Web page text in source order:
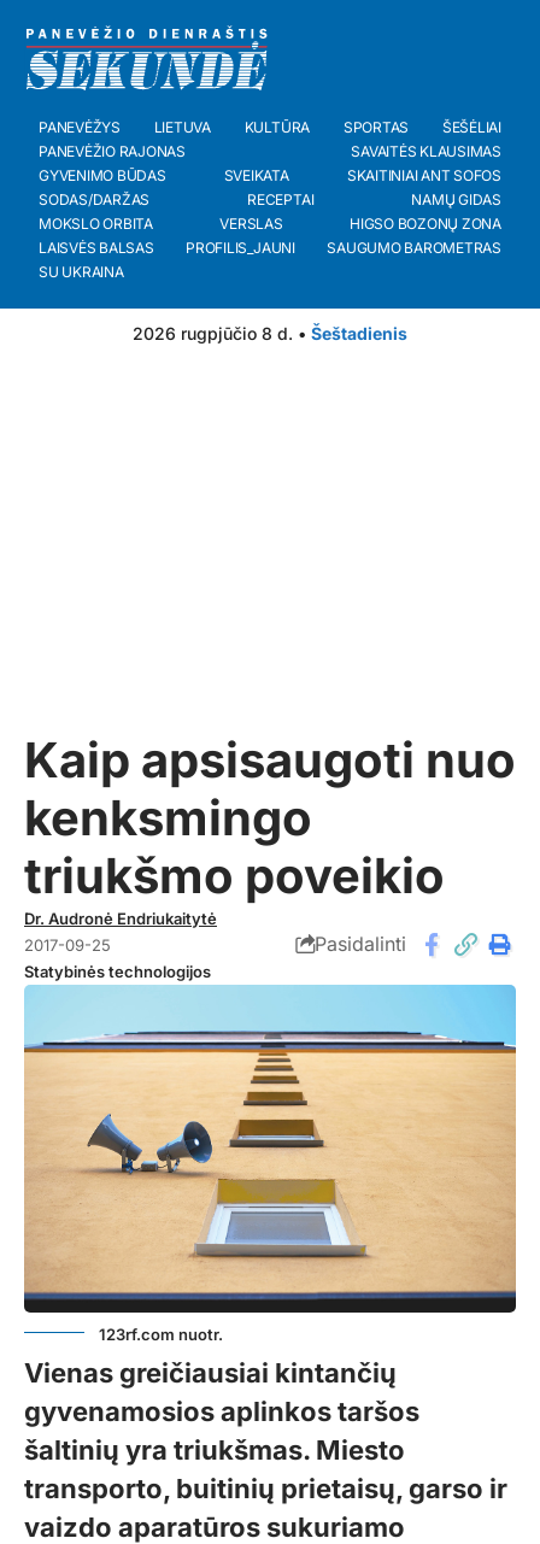
PANEVĖŽYS LIETUVA KULTŪRA SPORTAS
ŠEŠĖLIAI
PANEVĖŽIO RAJONAS
SAVAITĖS KLAUSIMAS
GYVENIMO BŪDAS
SVEIKATA
SKAITINIAI ANT SOFOS
SODAS/DARŽAS
RECEPTAI
NAMŲ GIDAS
MOKSLO ORBITA
VERSLAS
HIGSO BOZONŲ ZONA
LAISVĖS BALSAS
PROFILIS_JAUNI
SAUGUMO BAROMETRAS
SU UKRAINA
2026 rugpjūčio 8 d. • Šeštadienis
Kaip apsisaugoti nuo
kenksmingo
triukšmo poveikio
Dr. Audronė Endriukaitytė
2017-09-25
Statybinės technologijos
Pasidalinti
123rf.com nuotr.
Vienas greičiausiai kintančių
gyvenamosios aplinkos taršos
šaltinių yra triukšmas. Miesto
transporto, buitinių prietaisų, garso ir
vaizdo aparatūros sukuriamo